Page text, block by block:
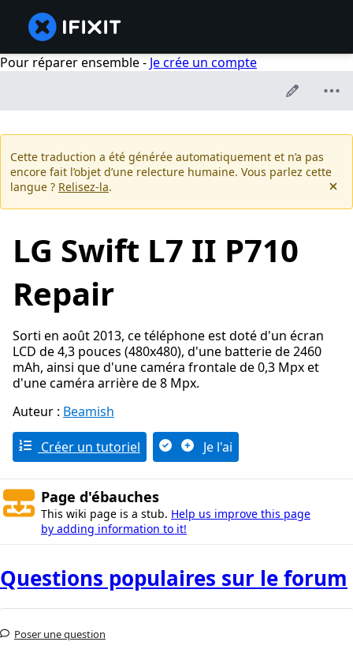
Pour réparer ensemble - Je crée un compte
Cette traduction a été générée automatiquement et n’a pas
encore fait l’objet d’une relecture humaine. Vous parlez cette
langue ? Relisez-la.
LG Swift L7 II P710
Repair
Sorti en août 2013, ce téléphone est doté d'un écran
LCD de 4,3 pouces (480x480), d'une batterie de 2460
mAh, ainsi que d'une caméra frontale de 0,3 Mpx et
d'une caméra arrière de 8 Mpx.
Auteur : Beamish
Créer un tutoriel Je l'ai
Page d'ébauches
This wiki page is a stub. Help us improve this page
by adding information to it!
Questions populaires sur le forum
Poser une question